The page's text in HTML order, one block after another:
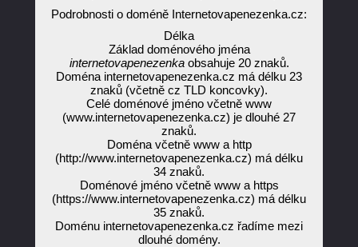
Podrobnosti o doméně Internetovapenezenka.cz:
Délka
Základ doménového jména
internetovapenezenkaobsahuje 20 znaků.
Doména internetovapenezenka.cz má délku 23
znaků (včetně cz TLD koncovky).
Celé doménové jméno včetně www
(www.internetovapenezenka.cz) je dlouhé 27
znaků.
Doména včetně www a http
(http://www.internetovapenezenka.cz) má délku
34 znaků.
Doménové jméno včetně www a https
(https://www.internetovapenezenka.cz) má délku
35 znaků.
Doménu internetovapenezenka.cz řadíme mezi
dlouhé domény.